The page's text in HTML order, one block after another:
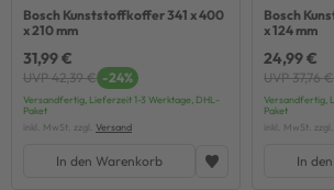
Bosch Kunststoffkoffer 341 x 400
x 210 mm
31,99 €
UVP 42,39 € -24%
Versandfertig, Lieferzeit 1-3 Werktage, DHL-
Paket
inkl. MwSt. zzgl. Versand
In den Warenkorb
Bosch
x 124 mm
24,99 €
UVP 37,76 €
Versandfertig,
Paket
inkl. MwSt. zzgl.
In